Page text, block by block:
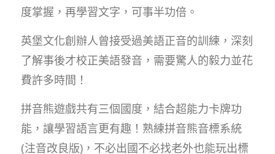
度掌握，再學習文字，可事半功倍。
英堡文化創辦人曾接受過美語正音的訓練，深刻
了解事後才校正美語發音，需要驚人的毅力並花
費許多時間！
拼音熊遊戲共有三個國度，結合超能力卡牌功
能，讓學習語言更有趣！熟練拼音熊音標系統
(注音改良版)，不必出國不必找老外也能玩出標